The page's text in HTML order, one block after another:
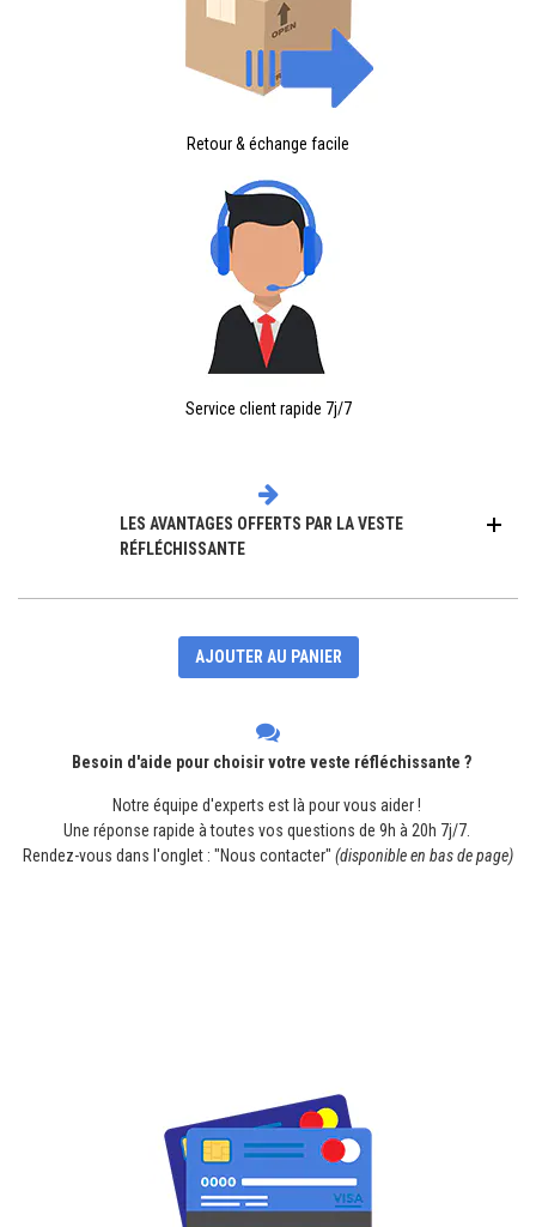
Retour & échange facile
Service client rapide 7j/7
LES AVANTAGES OFFERTS PAR LA VESTE
RÉFLÉCHISSANTE
AJOUTER AU PANIER
Besoin d'aide pour choisir votre veste réfléchissante ?
Notre équipe d'experts est là pour vous aider !
Une réponse rapide à toutes vos questions de 9h à 20h 7j/7.
Rendez-vous dans l'onglet : "Nous contacter" (disponible en bas de page)